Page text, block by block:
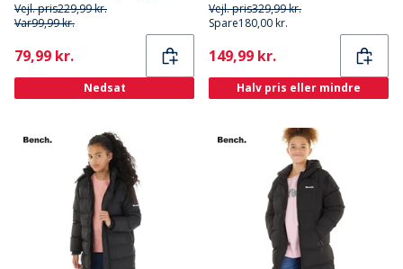
Vejl. pris229,99 kr.
Var99,99 kr.
Current
79,99 kr.
Nedsat
Vejl. pris329,99 kr.
Spare180,00 kr.
Current
149,99 kr.
Halv pris eller mindre